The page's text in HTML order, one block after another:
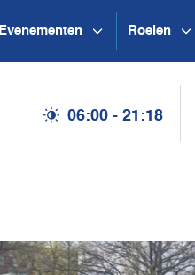
Evenementen Roeien
06:00 - 21:18